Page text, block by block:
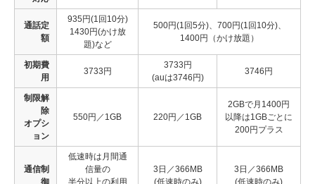
通話定
額
935円(1回10分)
1430円(かけ放
題)など
500円(1回5分)、700円(1回10分)、
1400円（かけ放題）
初期費
用
3733円
3733円
(auは3746円)
3746円
制限解
除
オプシ
ョン
550円／1GB 220円／1GB
2GBで月1400円
以降は1GBごとに
200円プラス
通信制
御
低速時は月間通
信量の
半分以上の利用
3日／366MB
(低速時のみ)
3日／366MB
(低速時のみ)